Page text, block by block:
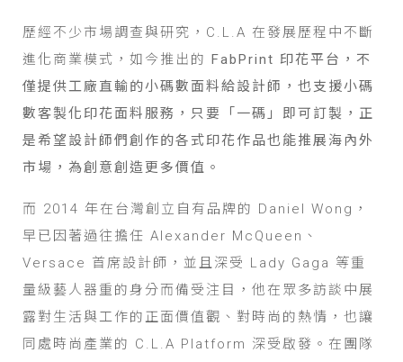
歷經不少市場調查與研究，C.L.A 在發展歷程中不斷
進化商業模式，如今推出的FabPrint 印花平台，不
僅提供工廠直輸的小碼數面料給設計師，也支援小碼
數客製化印花面料服務，只要「一碼」即可訂製，正
是希望設計師們創作的各式印花作品也能推展海內外
市場，為創意創造更多價值。
而 2014 年在台灣創立自有品牌的 Daniel Wong，
早已因著過往擔任 Alexander McQueen、
Versace 首席設計師，並且深受 Lady Gaga 等重
量級藝人器重的身分而備受注目，他在眾多訪談中展
露對生活與工作的正面價值觀、對時尚的熱情，也讓
同處時尚產業的 C.L.A Platform 深受啟發。在團隊